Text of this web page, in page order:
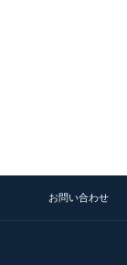
お問い合わせ